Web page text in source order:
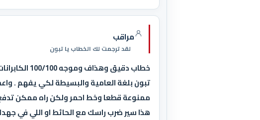
مراقب
لقد ترجمت لك الخطاب يا تبون
خطاب
تبون بلغة العامية والبسيطة لكي يفهم .
ممنوعة قطعا وخط احمر ولكن راه ممكن
هذا سير ضرب راسك مع الحائط او اللي في